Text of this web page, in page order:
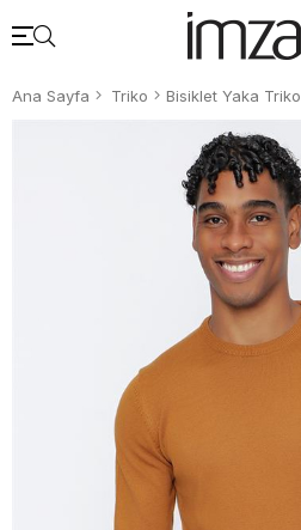
Ana Sayfa Triko Bisiklet Yaka Triko